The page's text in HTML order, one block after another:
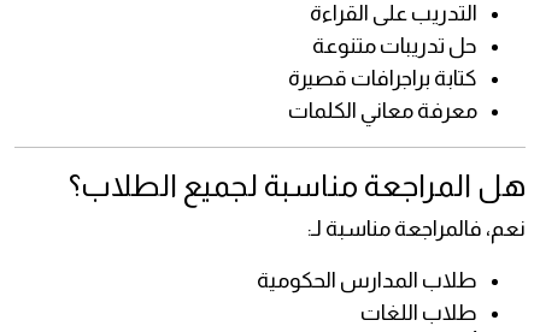
التدريب على القراءة
حل تدريبات متنوعة
كتابة براجرافات قصيرة
معرفة معاني الكلمات
هل المراجعة مناسبة لجميع الطلاب؟
نعم، فالمراجعة مناسبة لـ:
طلاب المدارس الحكومية
طلاب اللغات